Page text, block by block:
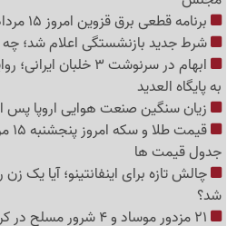
برنامه قطعی برق قزوین امروز 15 مرداد اعلام شد+ لینک
شرط جدید بازنشستگی اعلام شد؛ چه
ابهام در سرنوشت 3
به پایگاه العدید
زیان سنگین صنعت هوایی اروپا پس
جدول قیمت ها
چالش تازه برای اینفانتینو؛ آیا یک
شد؟